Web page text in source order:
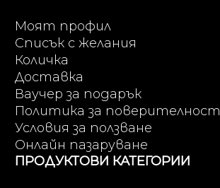
Моят профил
Списък с желания
Количка
Доставка
Ваучер за подарък
Политика за поверителност
Условия за ползване
Онлайн пазаруване
ПРОДУКТОВИ КАТЕГОРИИ